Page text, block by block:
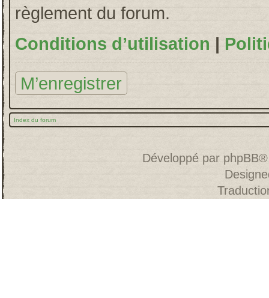
règlement du forum.
Conditions d’utilisation |
M’enregistrer
Index du forum
Développé par phpBB®